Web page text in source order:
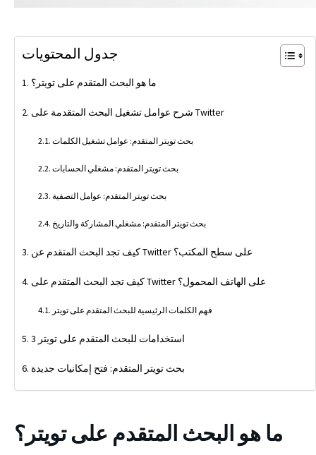
جدول المحتويات
ما هو البحث المتقدم على تويتر؟
شرح عوامل تشغيل البحث المتقدمة على Twitter
بحث تويتر المتقدم: عوامل تشغيل الكلمات
بحث تويتر المتقدم: مشغلي الحسابات
بحث تويتر المتقدم: عوامل التصفية
بحث تويتر المتقدم: مشغلي المشاركة والتاريخ
كيف تجد البحث المتقدم عن Twitter على سطح المكتب؟
كيف تجد البحث المتقدم على Twitter على الهاتف المحمول؟
فهم الكلمات الرئيسية للبحث المتقدم على تويتر
3 استخدامات للبحث المتقدم على تويتر
بحث تويتر المتقدم: فتح إمكانيات جديدة
ما هو البحث المتقدم على تويتر؟